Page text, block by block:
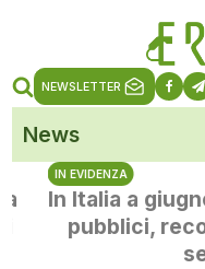
NEWSLETTER
News
IN EVIDENZA
In Italia a giugno
pubblici,